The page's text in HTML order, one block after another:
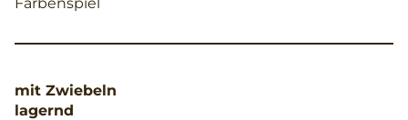
mit Zwiebeln
lagernd